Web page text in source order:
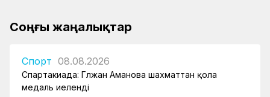
Соңғы жаңалықтар
Спорт 08.08.2026
Спартакиада: Гүлжан Аманова шахматтан қола
медаль иеленді